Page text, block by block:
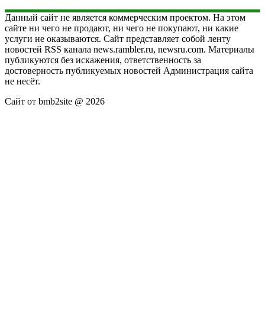
Данный сайт не является коммерческим проектом. На этом
сайте ни чего не продают, ни чего не покупают, ни какие
услуги не оказываются. Сайт представляет собой ленту
новостей RSS канала news.rambler.ru, newsru.com. Материалы
публикуются без искажения, ответственность за
достоверность публикуемых новостей Администрация сайта
не несёт.
Сайт от bmb2site @ 2026